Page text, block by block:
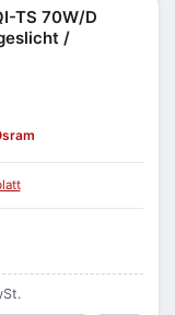
TS 70W/D
/